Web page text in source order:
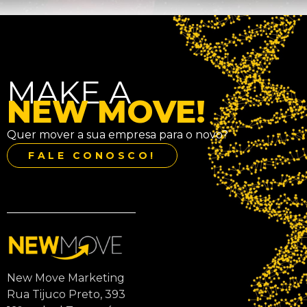
MAKE A
NEW MOVE!
Quer mover a sua empresa para o novo?
FALE CONOSCO!
New Move Marketing
Rua Tijuco Preto, 393